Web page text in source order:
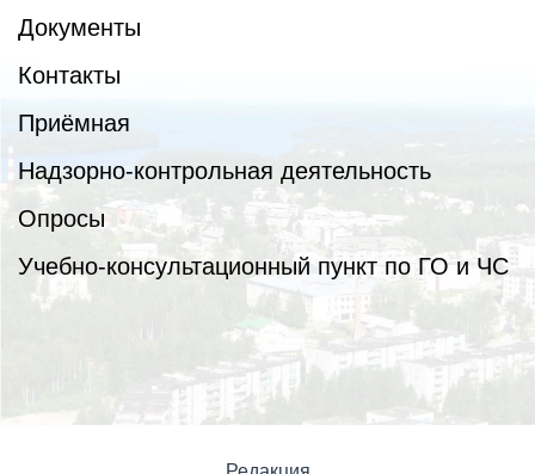
Документы
Контакты
Приёмная
Надзорно-контрольная деятельность
Опросы
Учебно-консультационный пункт по ГО и ЧС